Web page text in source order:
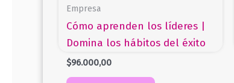
Empresa
Cómo aprenden los líderes |
Domina los hábitos del éxito
$96.000,00